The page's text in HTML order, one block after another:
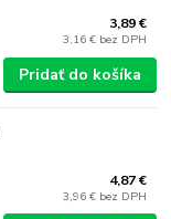
3,89 €
3,16 € bez DPH
Pridať do košíka
4,87 €
3,96 € bez DPH